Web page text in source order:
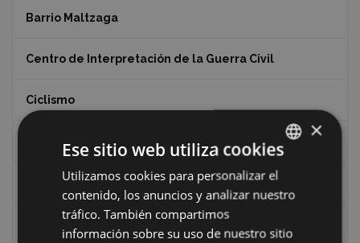
Barrio Maltzaga
Centro de Interpretación de la Guerra Civil
Ciclismo
Ciclismo "A rueda"
Dibujos de Julen Zabaleta
Eibar desde el aire
BASQUE
SPANISH
×
Ese sitio web utiliza cookies
Utilizamos cookies para personalizar el
contenido, los anuncios y analizar nuestro
tráfico. También compartimos
información sobre su uso de nuestro sitio